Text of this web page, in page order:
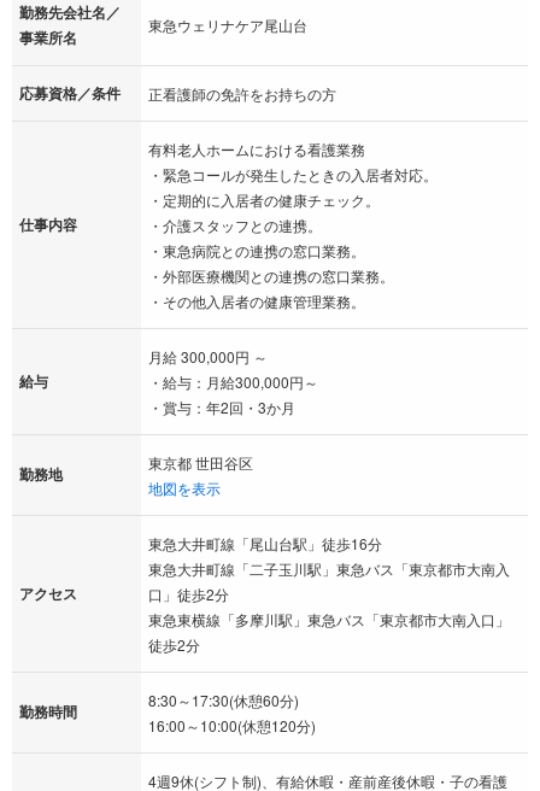
勤務先会社名／
事業所名
東急ウェリナケア尾山台
応募資格／条件 正看護師の免許をお持ちの方
仕事内容
有料老人ホームにおける看護業務
・緊急コールが発生したときの入居者対応。
・定期的に入居者の健康チェック。
・介護スタッフとの連携。
・東急病院との連携の窓口業務。
・外部医療機関との連携の窓口業務。
・その他入居者の健康管理業務。
給与
月給 300,000円 ～
・給与：月給300,000円～
・賞与：年2回・3か月
勤務地
東京都 世田谷区
地図を表示
アクセス
東急大井町線「尾山台駅」徒歩16分
東急大井町線「二子玉川駅」東急バス「東京都市大南入
口」徒歩2分
東急東横線「多摩川駅」東急バス「東京都市大南入口」
徒歩2分
勤務時間
8:30～17:30(休憩60分)
16:00～10:00(休憩120分)
4週9休(シフト制)、有給休暇・産前産後休暇・子の看護